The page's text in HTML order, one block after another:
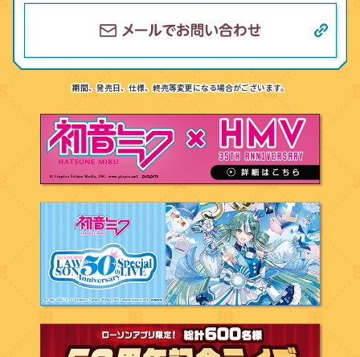
期間、発売日、仕様、終売等変更になる場合がございます。